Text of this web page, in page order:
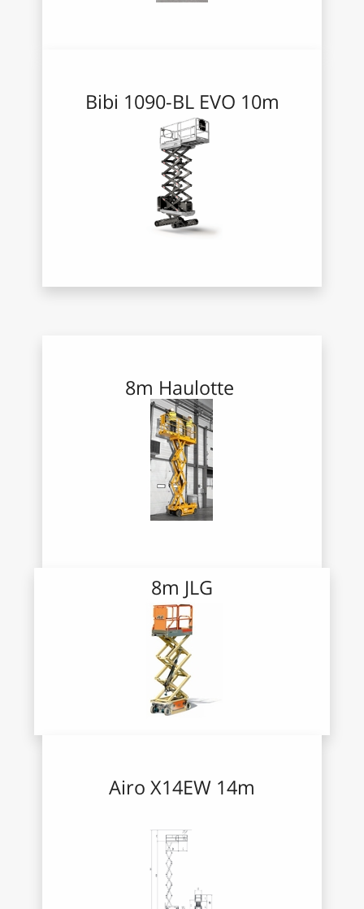
Bibi 1090-BL EVO 10m
8m Haulotte
8m JLG
Airo X14EW 14m